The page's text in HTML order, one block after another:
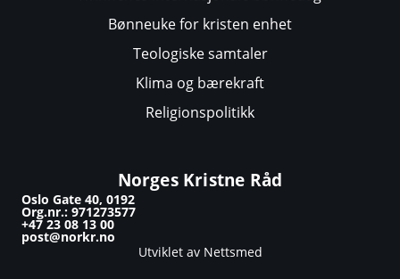
Bønneuke for kristen enhet
Teologiske samtaler
Klima og bærekraft
Religionspolitikk
Norges Kristne Råd
Oslo Gate 40, 0192
Org.nr.: 971273577
+47 23 08 13 00
post@norkr.no
Utviklet av Nettsmed